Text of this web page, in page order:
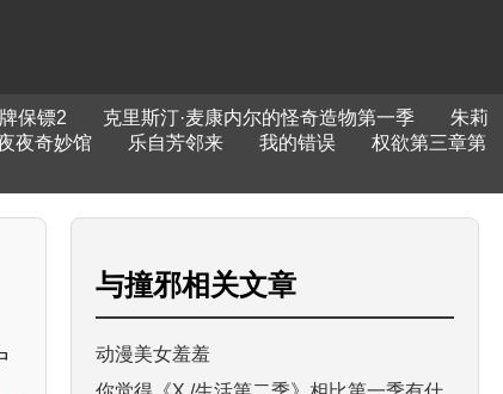
保镖2 克里斯汀·麦康内尔的怪奇造物第一季
朱莉
夜奇妙馆 乐自芳邻来 我的错误
权欲第三章第
与撞邪相关文章
动漫美女羞羞